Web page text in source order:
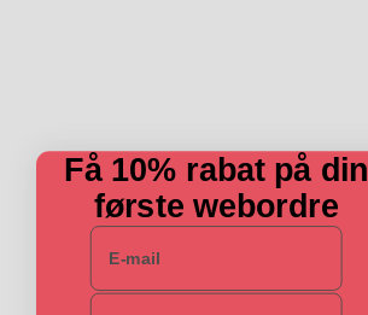
Få 10% rabat på din
første webordre
E-mail
Navn